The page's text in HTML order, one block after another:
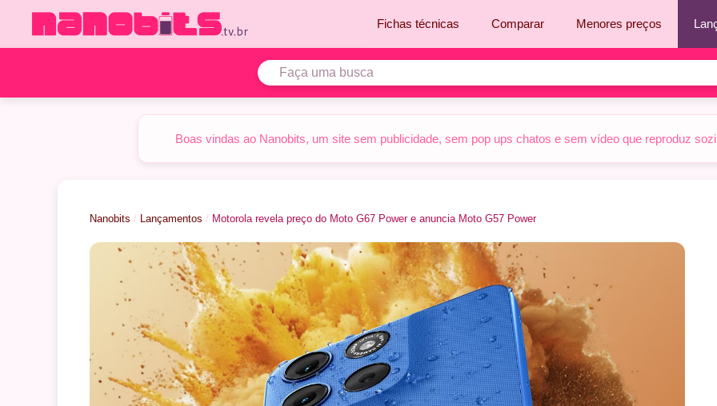
o
Fichas técnicas Comparar Menores preços
Boas vindas ao Nanobits, um site sem publicidade, sem pop ups chatos e sem vídeo que reproduz
Nanobits / Lançamentos / Motorola revela preço do Moto G67 Power e anuncia Moto G57 Power